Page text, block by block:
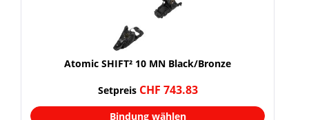
Atomic SHIFT² 10 MN Black/Bronze
Setpreis CHF 743.83
Bindung wählen